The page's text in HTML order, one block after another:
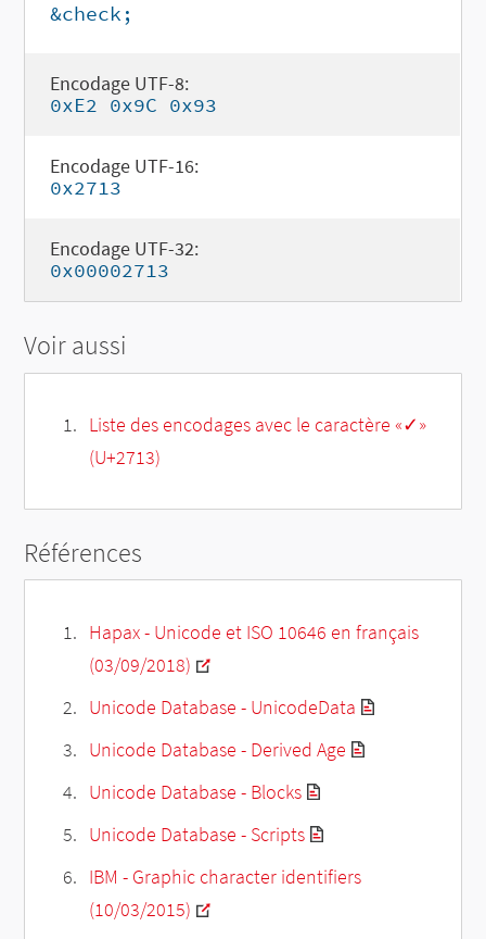
&check;
Encodage UTF-8:
0xE2 0x9C 0x93
Encodage UTF-16:
0x2713
Encodage UTF-32:
0x00002713
Voir aussi
Liste des encodages avec le caractère «✓»
(U+2713)
Références
Hapax - Unicode et ISO 10646 en français
(03/09/2018)
Unicode Database - UnicodeData
Unicode Database - Derived Age
Unicode Database - Blocks
Unicode Database - Scripts
IBM - Graphic character identifiers
(10/03/2015)